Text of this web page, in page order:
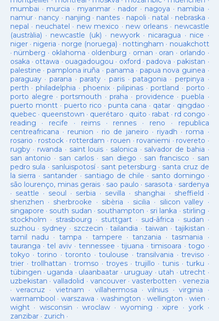
mumbai · murcia · myanmar· nador · nagoya · namibia ·
namur· nancy · nanjing · nantes · napoli · natal · nebraska ·
nepal · neuchatel · new mexico · new orleans· newcastle
(austràlia) · newcastle (uk) · newyork· nicaragua · nice ·
niger· nigeria · norge (noruega) · nottingham · nouakchott
· nürnberg · oklahoma · oldenburg · oman · oran · orlando ·
osaka · ottawa · ouagadougou · oxford ·padova ·pakistan ·
palestine · pamplona iruña · panama · papua nova guinea ·
paraguay· parana ·paraty · paris·patagonia · perpinya ·
perth ·philadelphia · phoenix·pilipinas ·portland · porto ·
porto alegre ·portsmouth ·praha · providence ·puebla ·
puerto montt· puerto rico ·punta cana · qatar · qingdao ·
quebec· queenstown · querétaro · quito · rabat · rd congo ·
reading · recife · reims· rennes · reno · republica
centreafricana · reunion · rio de janeiro · riyadh · roma ·
rosario · rostock · rotterdam · rouen · rovaniemi · rovereto ·
rugby· rwanda · saint louis · salonica · salvador de bahia ·
san antonio · san carlos· san diego · san francisco · san
pedro sula · sanluispotosí· sant petersburg · santa cruz de
la sierra · santander · santiago de chile · santo domingo ·
são lourenço, minas gerais · sao paulo · sarasota · sardenya
· seattle · seoul · serbia · sevilla · shanghai · sheffield ·
shenzhen · sherbrooke · sibèria · sicilia · silicon valley ·
singapore · south sudan · southampton · sri lanka · stirling ·
stockholm · strasbourg · stuttgart· sud-âfrica · sudan ·
suzhou · sydney · szczecin ·tailandia ·taiwan · tajikistan ·
tamil nadu ·tampa · tampere · tanzania ·tasmania ·
tauranga ·tel aviv· tennessee ·tijuana ·timisoara ·togo ·
tokyo ·torino ·toronto ·toulouse ·transilvania ·treviso ·
trier· trollhattan · tromso · troyes·trujillo ·tunis ·turku ·
tübingen · uganda · ulaanbaatar · uruguay · utah · utrecht ·
uzbekistan · valladolid · vancouver· vasterbotten · venezia
· veracruz · vietnam · villahermosa ·vilnius ·virginia ·
warrnambool ·warszawa ·washington · wellington · wien ·
wight· wisconsin ·wroclaw · wyoming ·xipre · york·
zanzibar· zurich ·